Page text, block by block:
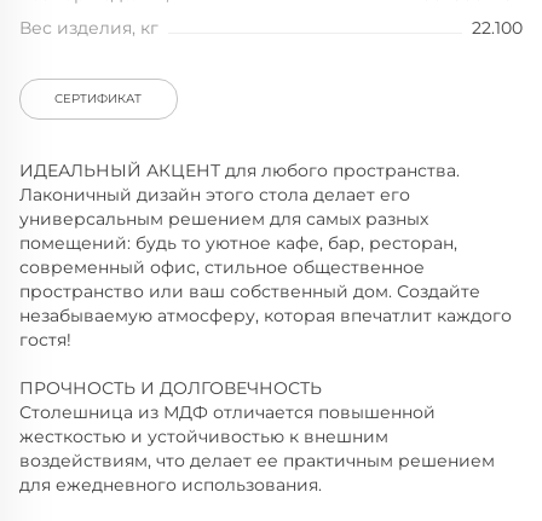
Вес изделия, кг
22.100
СЕРТИФИКАТ
ИДЕАЛЬНЫЙ АКЦЕНТ для любого пространства.
Лаконичный дизайн этого стола делает его
универсальным решением для самых разных
помещений: будь то уютное кафе, бар, ресторан,
современный офис, стильное общественное
пространство или ваш собственный дом. Создайте
незабываемую атмосферу, которая впечатлит каждого
гостя!
ПРОЧНОСТЬ И ДОЛГОВЕЧНОСТЬ
Столешница из МДФ отличается повышенной
жесткостью и устойчивостью к внешним
воздействиям, что делает ее практичным решением
для ежедневного использования.